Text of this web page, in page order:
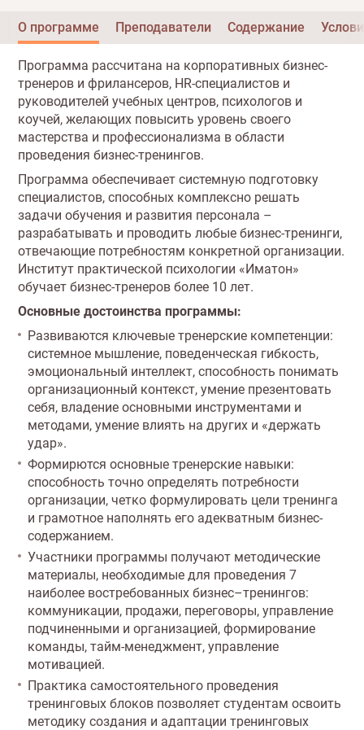
О программе Преподаватели Содержание
Вступление
Программа рассчитана на корпоративных бизнес-
тренеров и фрилансеров, HR-специалистов и
руководителей учебных центров, психологов и
коучей, желающих повысить уровень своего
мастерства и профессионализма в области
проведения бизнес-тренингов.
Программа обеспечивает системную подготовку
специалистов, способных комплексно решать
задачи обучения и развития персонала –
разрабатывать и проводить любые бизнес-тренинги,
отвечающие потребностям конкретной организации.
Институт практической психологии «Иматон»
обучает бизнес-тренеров более 10 лет.
Основные достоинства программы:
Развиваются ключевые тренерские компетенции:
системное мышление, поведенческая гибкость,
эмоциональный интеллект, способность понимать
организационный контекст, умение презентовать
себя, владение основными инструментами и
методами, умение влиять на других и «держать
удар».
Формирются основные тренерские навыки:
способность точно определять потребности
организации, четко формулировать цели тренинга
и грамотное наполнять его адекватным бизнес-
содержанием.
Участники программы получают методические
материалы, необходимые для проведения 7
наиболее востребованных бизнес–тренингов:
коммуникации, продажи, переговоры, управление
подчиненными и организацией, формирование
команды, тайм-менеджмент, управление
мотивацией.
Практика самостоятельного проведения
тренинговых блоков позволяет студентам освоить
методику создания и адаптации тренинговых